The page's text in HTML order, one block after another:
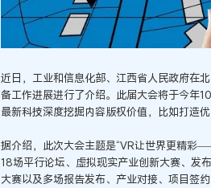
近日，工业和信息化部、江西省人民政府在
备工作进展进行了介绍。此届大会将于今年
最新科技深度挖掘内容版权价值，比如打造
据介绍，此次大会主题是“VR让世界更精彩
18场平行论坛、虚拟现实产业创新大赛、发
大赛以及多场报告发布、产业对接、项目签